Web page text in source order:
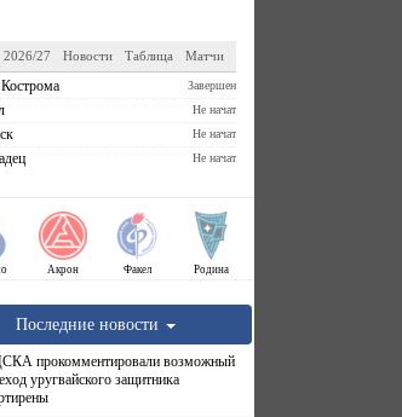
Матчи
Таблица
Новости
2026/27
Завершен
Не начат
Не начат
Не начат
Акрон Факел Родина
Последние новости
прокомментировали возможный
уругвайского защитника